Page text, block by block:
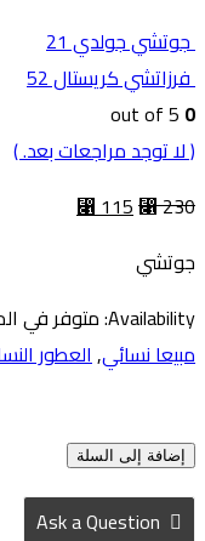
جوتشي جولدي 21
فرزاتشي كريستال 52
0
( لا توجد مراجعات بعد. )
⃁230
⃁115
جوتشي
Availability: متوفر في
مبيعا نسائي,العطور
إضافة إلى السلة
Ask a Question